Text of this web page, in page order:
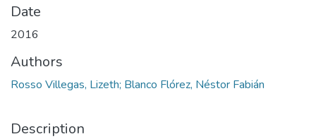
Date
2016
Authors
Rosso Villegas, Lizeth; Blanco Flórez, Néstor Fabián
Description